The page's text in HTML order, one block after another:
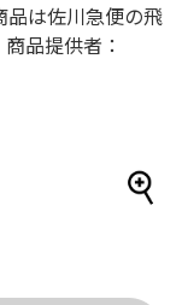
は佐川急便の飛
品提供者：